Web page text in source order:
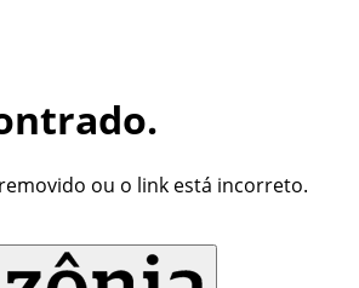
ou o link está incorreto.